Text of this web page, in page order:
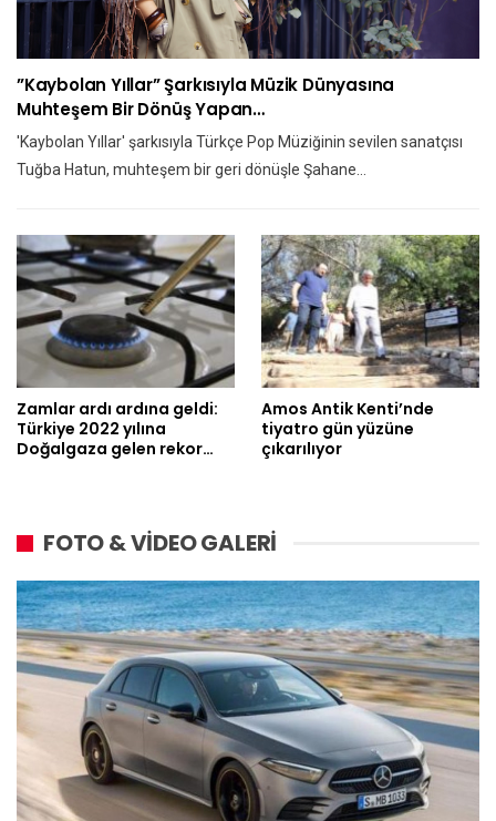
”Kaybolan Yıllar” Şarkısıyla Müzik Dünyasına
Muhteşem Bir Dönüş Yapan…
'Kaybolan Yıllar' şarkısıyla Türkçe Pop Müziğinin sevilen sanatçısı
Tuğba Hatun, muhteşem bir geri dönüşle Şahane…
Zamlar ardı ardına geldi:
Türkiye 2022 yılına
Doğalgaza gelen rekor…
Amos Antik Kenti’nde
tiyatro gün yüzüne
çıkarılıyor
FOTO & VİDEO GALERİ